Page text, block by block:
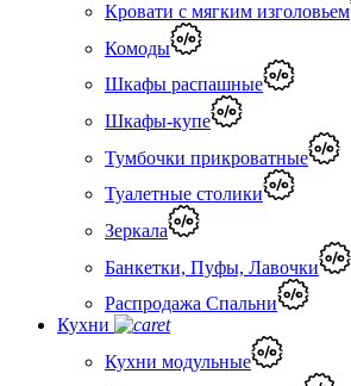
Кровати с мягким изголовьем
Комоды
Шкафы распашные
Шкафы-купе
Тумбочки прикроватные
Туалетные столики
Зеркала
Банкетки, Пуфы, Лавочки
Распродажа Спальни
Кухни
Кухни модульные